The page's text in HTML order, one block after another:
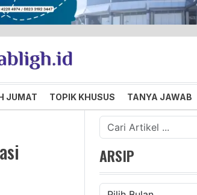
JUMAT TOPIK KHUSUS TANYA JAWAB
Cari
untuk:
ARSIP
Arsip